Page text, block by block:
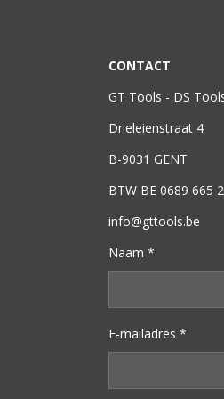
CONTACT
GT Tools - DS
Drieleienstraat 4
B-9031 GENT
BTW BE 0689 665
info@gttools.be
Naam *
E-mailadres *